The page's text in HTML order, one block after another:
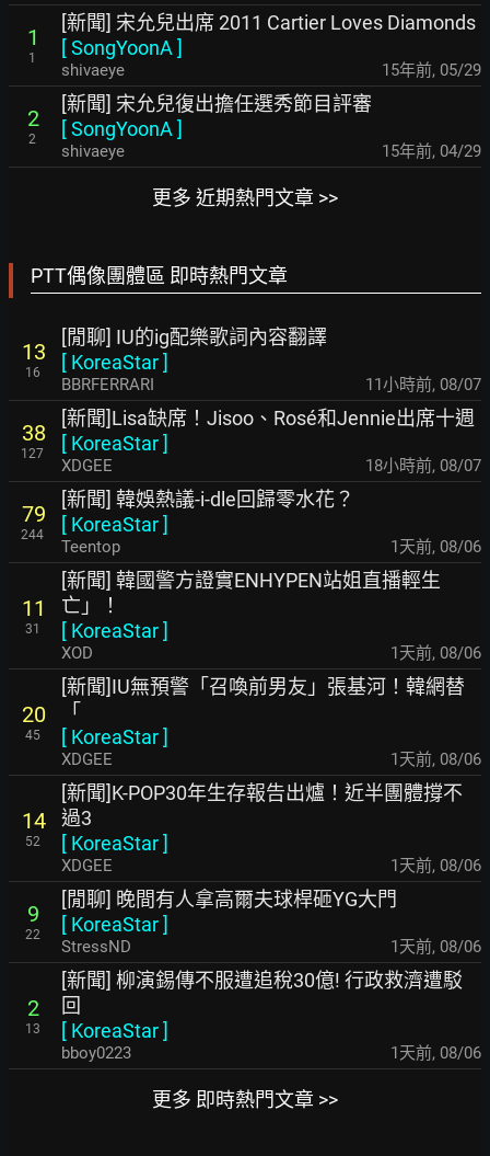
1
1
[新聞] 宋允兒出席 2011 Cartier Loves Diamonds
[SongYoonA ]
shivaeye 15年前, 05/29
2
2
[新聞] 宋允兒復出擔任選秀節目評審
[SongYoonA ]
shivaeye 15年前, 04/29
更多 近期熱門文章 >>
PTT偶像團體區 即時熱門文章
13
16
[閒聊] IU的ig配樂歌詞內容翻譯
[ KoreaStar]
BBRFERRARI 11小時前, 08/07
38
127
[新聞]Lisa缺席！Jisoo、Rosé和Jennie出席十週
[ KoreaStar]
XDGEE 18小時前, 08/07
79
244
[新聞] 韓娛熱議-i-dle回歸零水花？
[ KoreaStar]
Teentop 1天前, 08/06
11
31
[新聞] 韓國警方證實ENHYPEN站姐直播輕生
亡」！
[ KoreaStar]
XOD 1天前, 08/06
20
45
[新聞]IU無預警「召喚前男友」張基河！韓網替
「
[ KoreaStar]
XDGEE 1天前, 08/06
14
52
[新聞]K-POP30年生存報告出爐！近半團體撐不
過3
[ KoreaStar]
XDGEE 1天前, 08/06
9
22
[閒聊] 晚間有人拿高爾夫球桿砸YG大門
[ KoreaStar]
StressND 1天前, 08/06
2
13
[新聞] 柳演錫傳不服遭追稅30億! 行政救濟遭駁
回
[ KoreaStar]
bboy0223 1天前, 08/06
更多 即時熱門文章 >>